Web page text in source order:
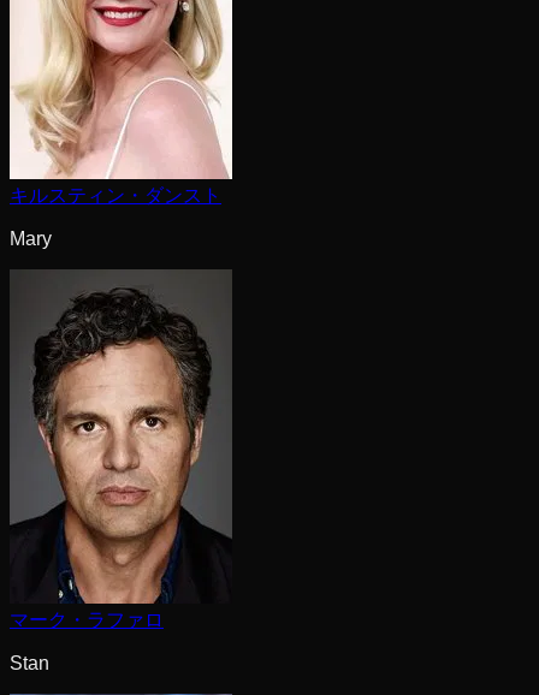
キルスティン・ダンスト
Mary
マーク・ラファロ
Stan